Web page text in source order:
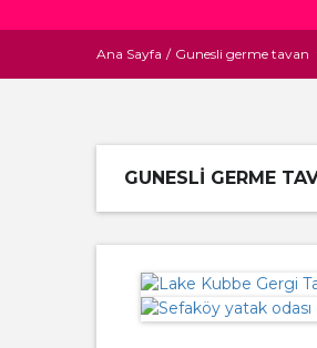
Ana Sayfa / Gunesli germe tavan
GUNESLI GERME